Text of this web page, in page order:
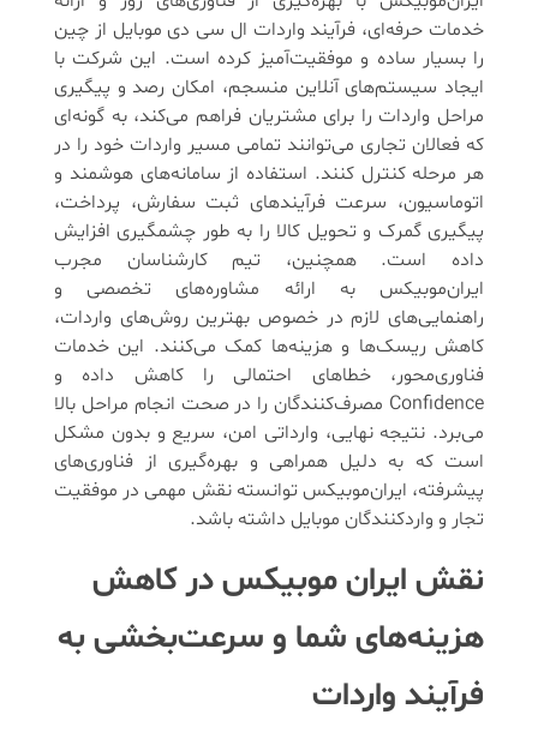
خدمات حرفه‌ای، فرآیند واردات ال سی دی موبایل از چین
را بسیار ساده و موفقیت‌آمیز کرده است. این شرکت با
ایجاد سیستم‌های آنلاین منسجم، امکان رصد و پیگیری
مراحل واردات را برای مشتریان فراهم می‌کند، به گونه‌ای
که فعالان تجاری می‌توانند تمامی مسیر واردات خود را در
هر مرحله کنترل کنند. استفاده از سامانه‌های هوشمند و
اتوماسیون، سرعت فرآیندهای ثبت سفارش، پرداخت،
پیگیری گمرک و تحویل کالا را به طور چشمگیری افزایش
داده است. همچنین، تیم کارشناسان مجرب
ایران‌موبیکس به ارائه مشاوره‌های تخصصی و
راهنمایی‌های لازم در خصوص بهترین روش‌های واردات،
کاهش ریسک‌ها و هزینه‌ها کمک می‌کنند. این خدمات
فناوری‌محور، خطاهای احتمالی را کاهش داده و
Confidence مصرف‌کنندگان را در صحت انجام مراحل بالا
می‌برد. نتیجه نهایی، وارداتی امن، سریع و بدون مشکل
است که به دلیل همراهی و بهره‌گیری از فناوری‌های
پیشرفته، ایران‌موبیکس توانسته نقش مهمی در موفقیت
تجار و واردکنندگان موبایل داشته باشد.
نقش ایران موبیکس در کاهش
هزینه‌های شما و سرعت‌بخشی به
فرآیند واردات